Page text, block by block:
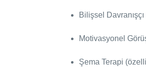
Bilişsel
Motivasyonel
Şema Terapi